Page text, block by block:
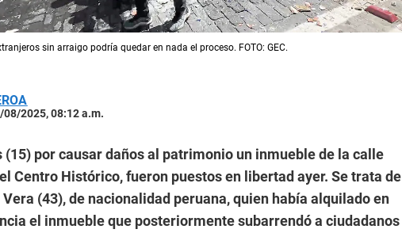
sin arraigo podría quedar en nada el proceso. FOTO: GEC.
2025, 08:12 a.m.
(15) por causar daños al patrimonio un inmueble de la calle
Centro Histórico, fueron puestos en libertad ayer. Se trata de
(43), de nacionalidad peruana, quien había alquilado en
el inmueble que posteriormente subarrendó a ciudadanos